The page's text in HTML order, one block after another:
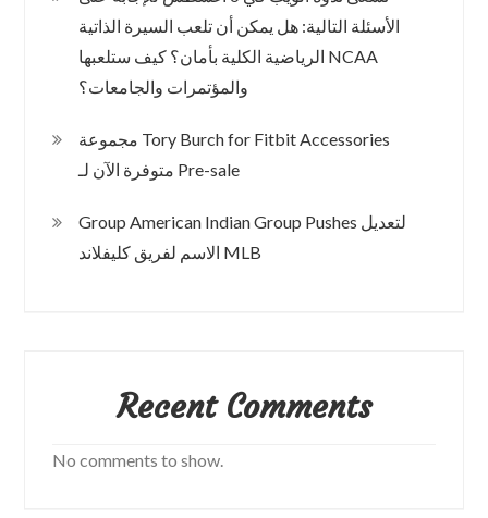
الأسئلة التالية: هل يمكن أن تلعب السيرة الذاتية
الرياضية الكلية بأمان؟ كيف ستلعبها NCAA
والمؤتمرات والجامعات؟
مجموعة Tory Burch for Fitbit Accessories
متوفرة الآن لـ Pre-sale
Group American Indian Group Pushes لتعديل
الاسم لفريق كليفلاند MLB
Recent Comments
No comments to show.